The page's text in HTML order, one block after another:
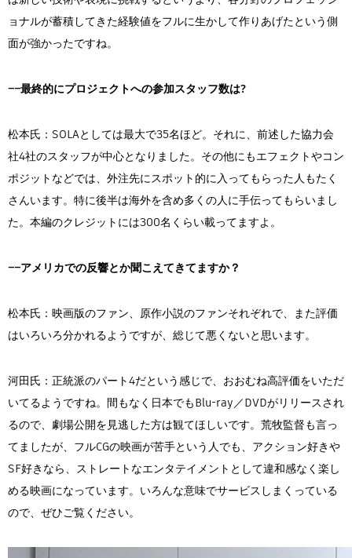
ョナルが蓄積してきた経験値をフルに生かして作りあげたという側
面が強かったですね。
――最終的にプロジェクトへの参加スタッフ数は?
松本氏：SOLAとしては最大で35名ほど。それに、前述した協力会
社4社のスタッフが中心となりました。その他にもエフェクトやコン
ポジットなどでは、外注先にスポット的に入ってもらった人もたく
さんいます。特に後半は海外を含め多くの人に手伝ってもらいまし
た。本編のクレジットには300名くらい載ってますよ。
――アメリカでの反響とか聞こえてきてますか？
松本氏：映画版のファン、原作小説のファンそれぞれで、また評価
はいろいろ分かれるようですが、総じて悪くないと思います。
河田氏：正統派のパート4だという感じで、おおむね高評価をいただ
いてるようですね。間もなく日本でもBlu-ray／DVDがリリースされ
るので、劇場公開を見逃した方は観てほしいです。荒牧監督も言っ
てましたが、フルCGの映画が苦手という人でも、アクション好きや
SF好きなら、ストレートなエンタテイメントとして違和感なく楽し
める映画になっています。いろんな意味でサービスしまくっている
ので、ぜひご覧ください。